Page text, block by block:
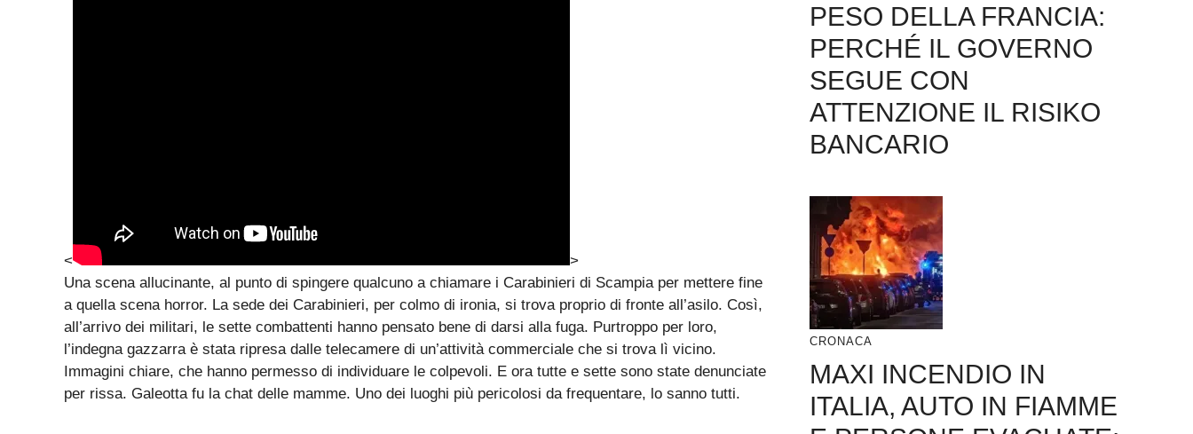
<
>
Una scena allucinante, al punto di spingere qualcuno a chiamare i Carabinieri di Scampia per mettere fine
a quella scena horror. La sede dei Carabinieri, per colmo di ironia, si trova proprio di fronte all’asilo. Così,
all’arrivo dei militari, le sette combattenti hanno pensato bene di darsi alla fuga. Purtroppo per loro,
l’indegna gazzarra è stata ripresa dalle telecamere di un’attività commerciale che si trova lì vicino.
Immagini chiare, che hanno permesso di individuare le colpevoli. E ora tutte e sette sono state denunciate
per rissa. Galeotta fu la chat delle mamme. Uno dei luoghi più pericolosi da frequentare, lo sanno tutti.
PESO DELLA FRANCIA:
PERCHÉ IL GOVERNO
SEGUE CON
ATTENZIONE IL RISIKO
BANCARIO
CRONACA
MAXI INCENDIO IN
ITALIA, AUTO IN FIAMME